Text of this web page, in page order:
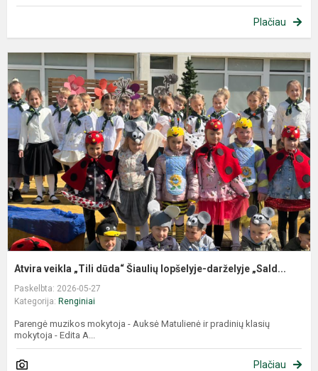
Plačiau
Atvira veikla „Tili dūda“ Šiaulių lopšelyje-darželyje „Sald...
Paskelbta: 2026-05-27
Kategorija: Renginiai
Parengė muzikos mokytoja - Auksė Matulienė ir pradinių klasių
mokytoja - Edita A...
Plačiau